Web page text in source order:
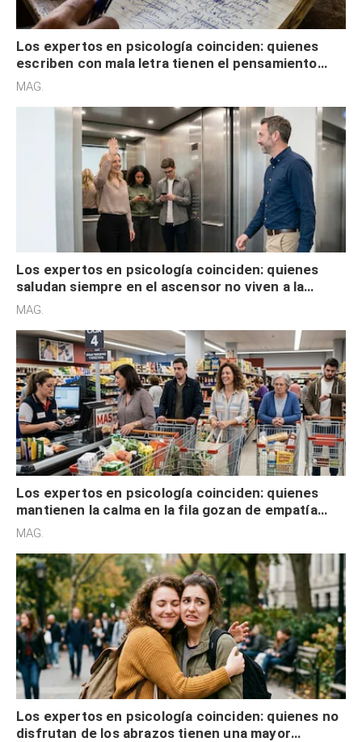
Los expertos en psicología coinciden: quienes
escriben con mala letra tienen el pensamiento
acelerado y no lo hacen por desinterés
MAG.
Los expertos en psicología coinciden: quienes
saludan siempre en el ascensor no viven a la
defensiva y tienen apertura social
MAG.
Los expertos en psicología coinciden: quienes
mantienen la calma en la fila gozan de empatía
cognitiva, gratitud y no solo tienen autocontrol
MAG.
Los expertos en psicología coinciden: quienes no
disfrutan de los abrazos tienen una mayor